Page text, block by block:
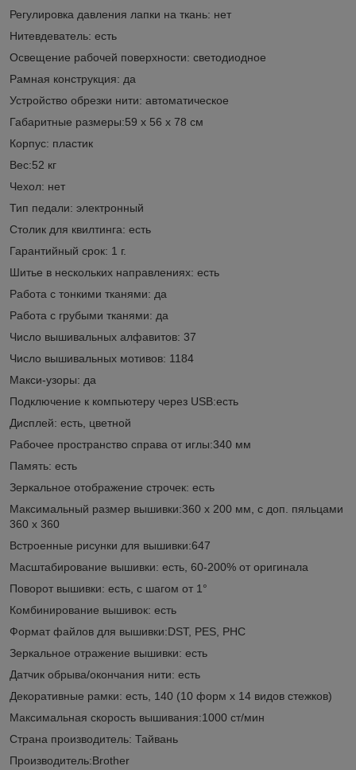
Регулировка давления лапки на ткань: нет
Нитевдеватель: есть
Освещение рабочей поверхности: светодиодное
Рамная конструкция: да
Устройство обрезки нити: автоматическое
Габаритные размеры:59 х 56 х 78 см
Корпус: пластик
Вес:52 кг
Чехол: нет
Тип педали: электронный
Столик для квилтинга: есть
Гарантийный срок: 1 г.
Шитье в нескольких направлениях: есть
Работа с тонкими тканями: да
Работа с грубыми тканями: да
Число вышивальных алфавитов: 37
Число вышивальных мотивов: 1184
Макси-узоры: да
Подключение к компьютеру через USB:есть
Дисплей: есть, цветной
Рабочее пространство справа от иглы:340 мм
Память: есть
Зеркальное отображение строчек: есть
Максимальный размер вышивки:360 х 200 мм, с доп. пяльцами
360 x 360
Встроенные рисунки для вышивки:647
Масштабирование вышивки: есть, 60-200% от оригинала
Поворот вышивки: есть, с шагом от 1°
Комбинирование вышивок: есть
Формат файлов для вышивки:DST, PES, PHC
Зеркальное отражение вышивки: есть
Датчик обрыва/окончания нити: есть
Декоративные рамки: есть, 140 (10 форм x 14 видов стежков)
Максимальная скорость вышивания:1000 ст/мин
Страна производитель: Тайвань
Производитель:Brother